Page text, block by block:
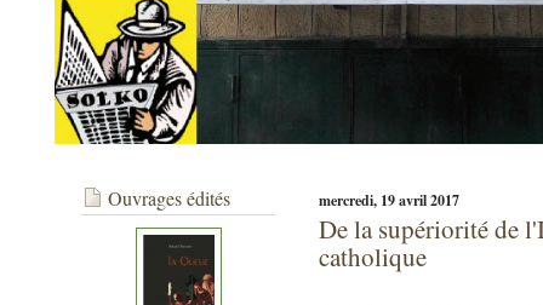
Ouvrages édités mercredi, 19 avril 2017
De la supériorité de
catholique